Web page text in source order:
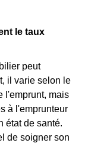
le taux
peut
il varie selon le
l'emprunt, mais
à l'emprunteur
état de santé.
de soigner son